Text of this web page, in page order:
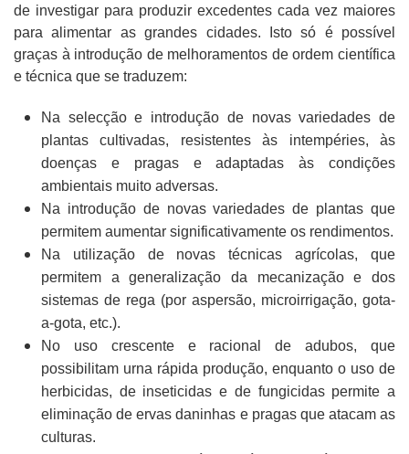
de investigar para produzir excedentes cada vez maiores
para alimentar as grandes cidades. Isto só é possível
graças à introdução de melhoramentos de ordem científica
e técnica que se traduzem:
Na selecção e introdução de novas variedades de
plantas cultivadas, resistentes às intempéries, às
doenças e pragas e adaptadas às condições
ambientais muito adversas.
Na introdução de novas variedades de plantas que
permitem aumentar significativamente os rendimentos.
Na utilização de novas técnicas agrícolas, que
permitem a generalização da mecanização e dos
sistemas de rega (por aspersão, microirrigação, gota-
a-gota, etc.).
No uso crescente e racional de adubos, que
possibilitam urna rápida produção, enquanto o uso de
herbicidas, de inseticidas e de fungicidas permite a
eliminação de ervas daninhas e pragas que atacam as
culturas.